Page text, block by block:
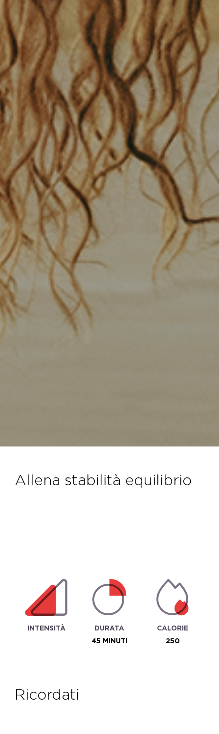
allena stabilità equilibrio
INTENSITÀ
DURATA
45 MINUTI
CALORIE
250
ricordati